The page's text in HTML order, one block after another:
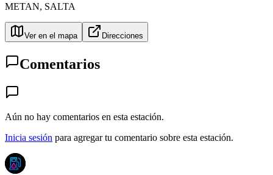
METAN, SALTA
Ver en el mapa Direcciones
Comentarios
Aún no hay comentarios en esta estación.
Inicia sesión para agregar tu comentario sobre esta estación.